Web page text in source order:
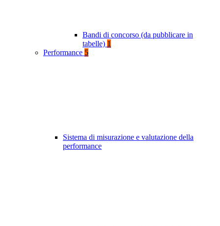
Bandi di concorso (da pubblicare in
tabelle) 1
Performance 5
Sistema di misurazione e valutazione della
performance